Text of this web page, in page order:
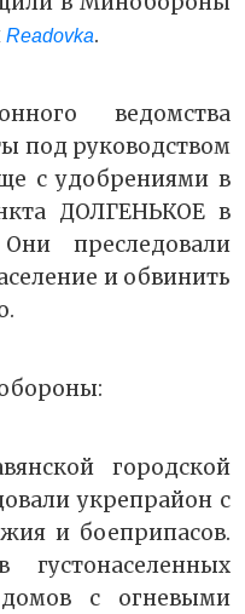
Readovka.
ведомства
под руководством
с удобрениями в
ДОЛГЕНЬКОЕ в
преследовали
и обвинить
городской
укрепрайон с
и боеприпасов.
с огневыми